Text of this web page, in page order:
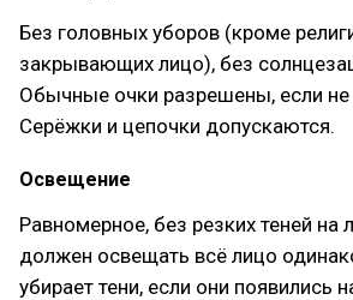
Без головных уборов (кроме
закрывающих лицо), без
Обычные очки разрешены, если
Серёжки и цепочки допускаются.
Освещение
Равномерное, без резких теней на
должен освещать всё лицо
убирает тени, если они появились